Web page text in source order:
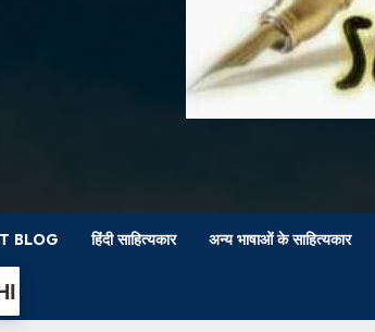
BLOG हिंदी साहित्यकार अन्य भाषाओं के साहित्यकार